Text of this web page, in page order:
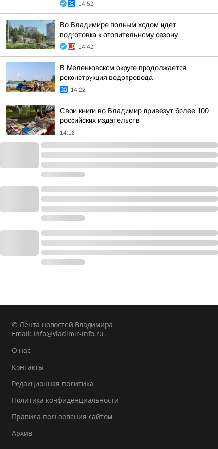
14:52
Во Владимире полным ходом идет
подготовка к отопительному сезону
14:42
В Меленковском округе продолжается
реконструкция водопровода
14:22
Свои книги во Владимир привезут более 100
российских издательств
14:18
© Лента новостей Владимира
Email: info@vladimir-info.ru
О нас
Контакты
Редакционная политика
Политика конфиденциальности
Правила пользования сайтом
Архив